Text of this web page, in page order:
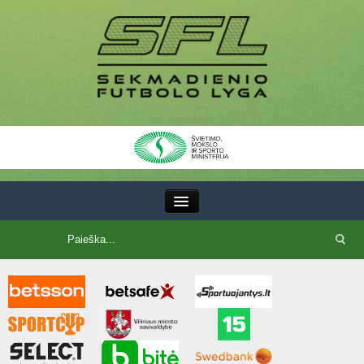
SFL taurė
7x7 CUP